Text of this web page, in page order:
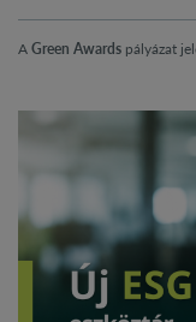
A Green Awards pályázat